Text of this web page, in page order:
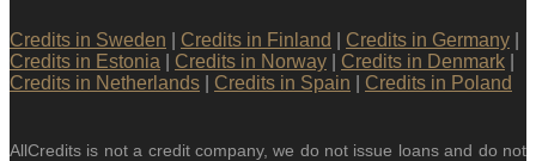
Credits in Sweden Credits in Finland Credits in Germany
Credits in Estonia
Credits in Norway Credits in Denmark
Credits in Netherlands
Credits in Spain Credits in Poland
AllCredits is not a credit company, we do not issue loans and do not